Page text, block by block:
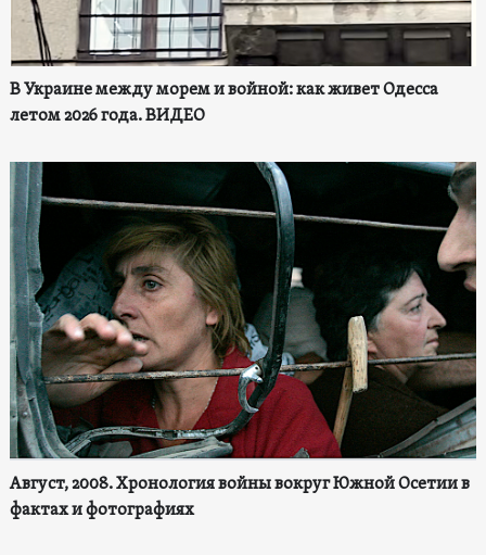
В Украине между морем и войной: как живет Одесса
летом 2026 года. ВИДЕО
Август, 2008. Хронология войны вокруг Южной Осетии в
фактах и фотографиях